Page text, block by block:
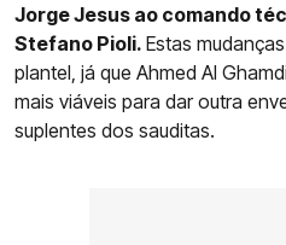
Jorge Jesus ao comando
Stefano Pioli. Estas
plantel, já que Ahmed Al
mais viáveis para dar outra
suplentes dos sauditas.